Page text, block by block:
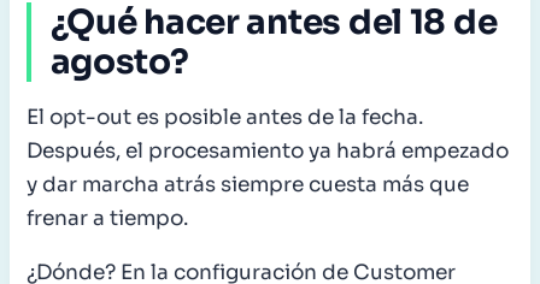
¿Qué hacer antes del 18 de
agosto?
El opt-out es posible antes de la fecha.
Después, el procesamiento ya habrá empezado
y dar marcha atrás siempre cuesta más que
frenar a tiempo.
¿Dónde? En la configuración de Customer